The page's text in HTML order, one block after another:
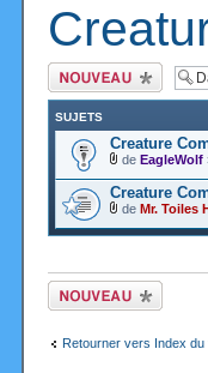
Ecrire un nouveau
sujet
SUJETS
Creature
de EagleWolf
Creature
de Mr. Toiles
Ecrire un nouveau
sujet
Retourner vers Index du